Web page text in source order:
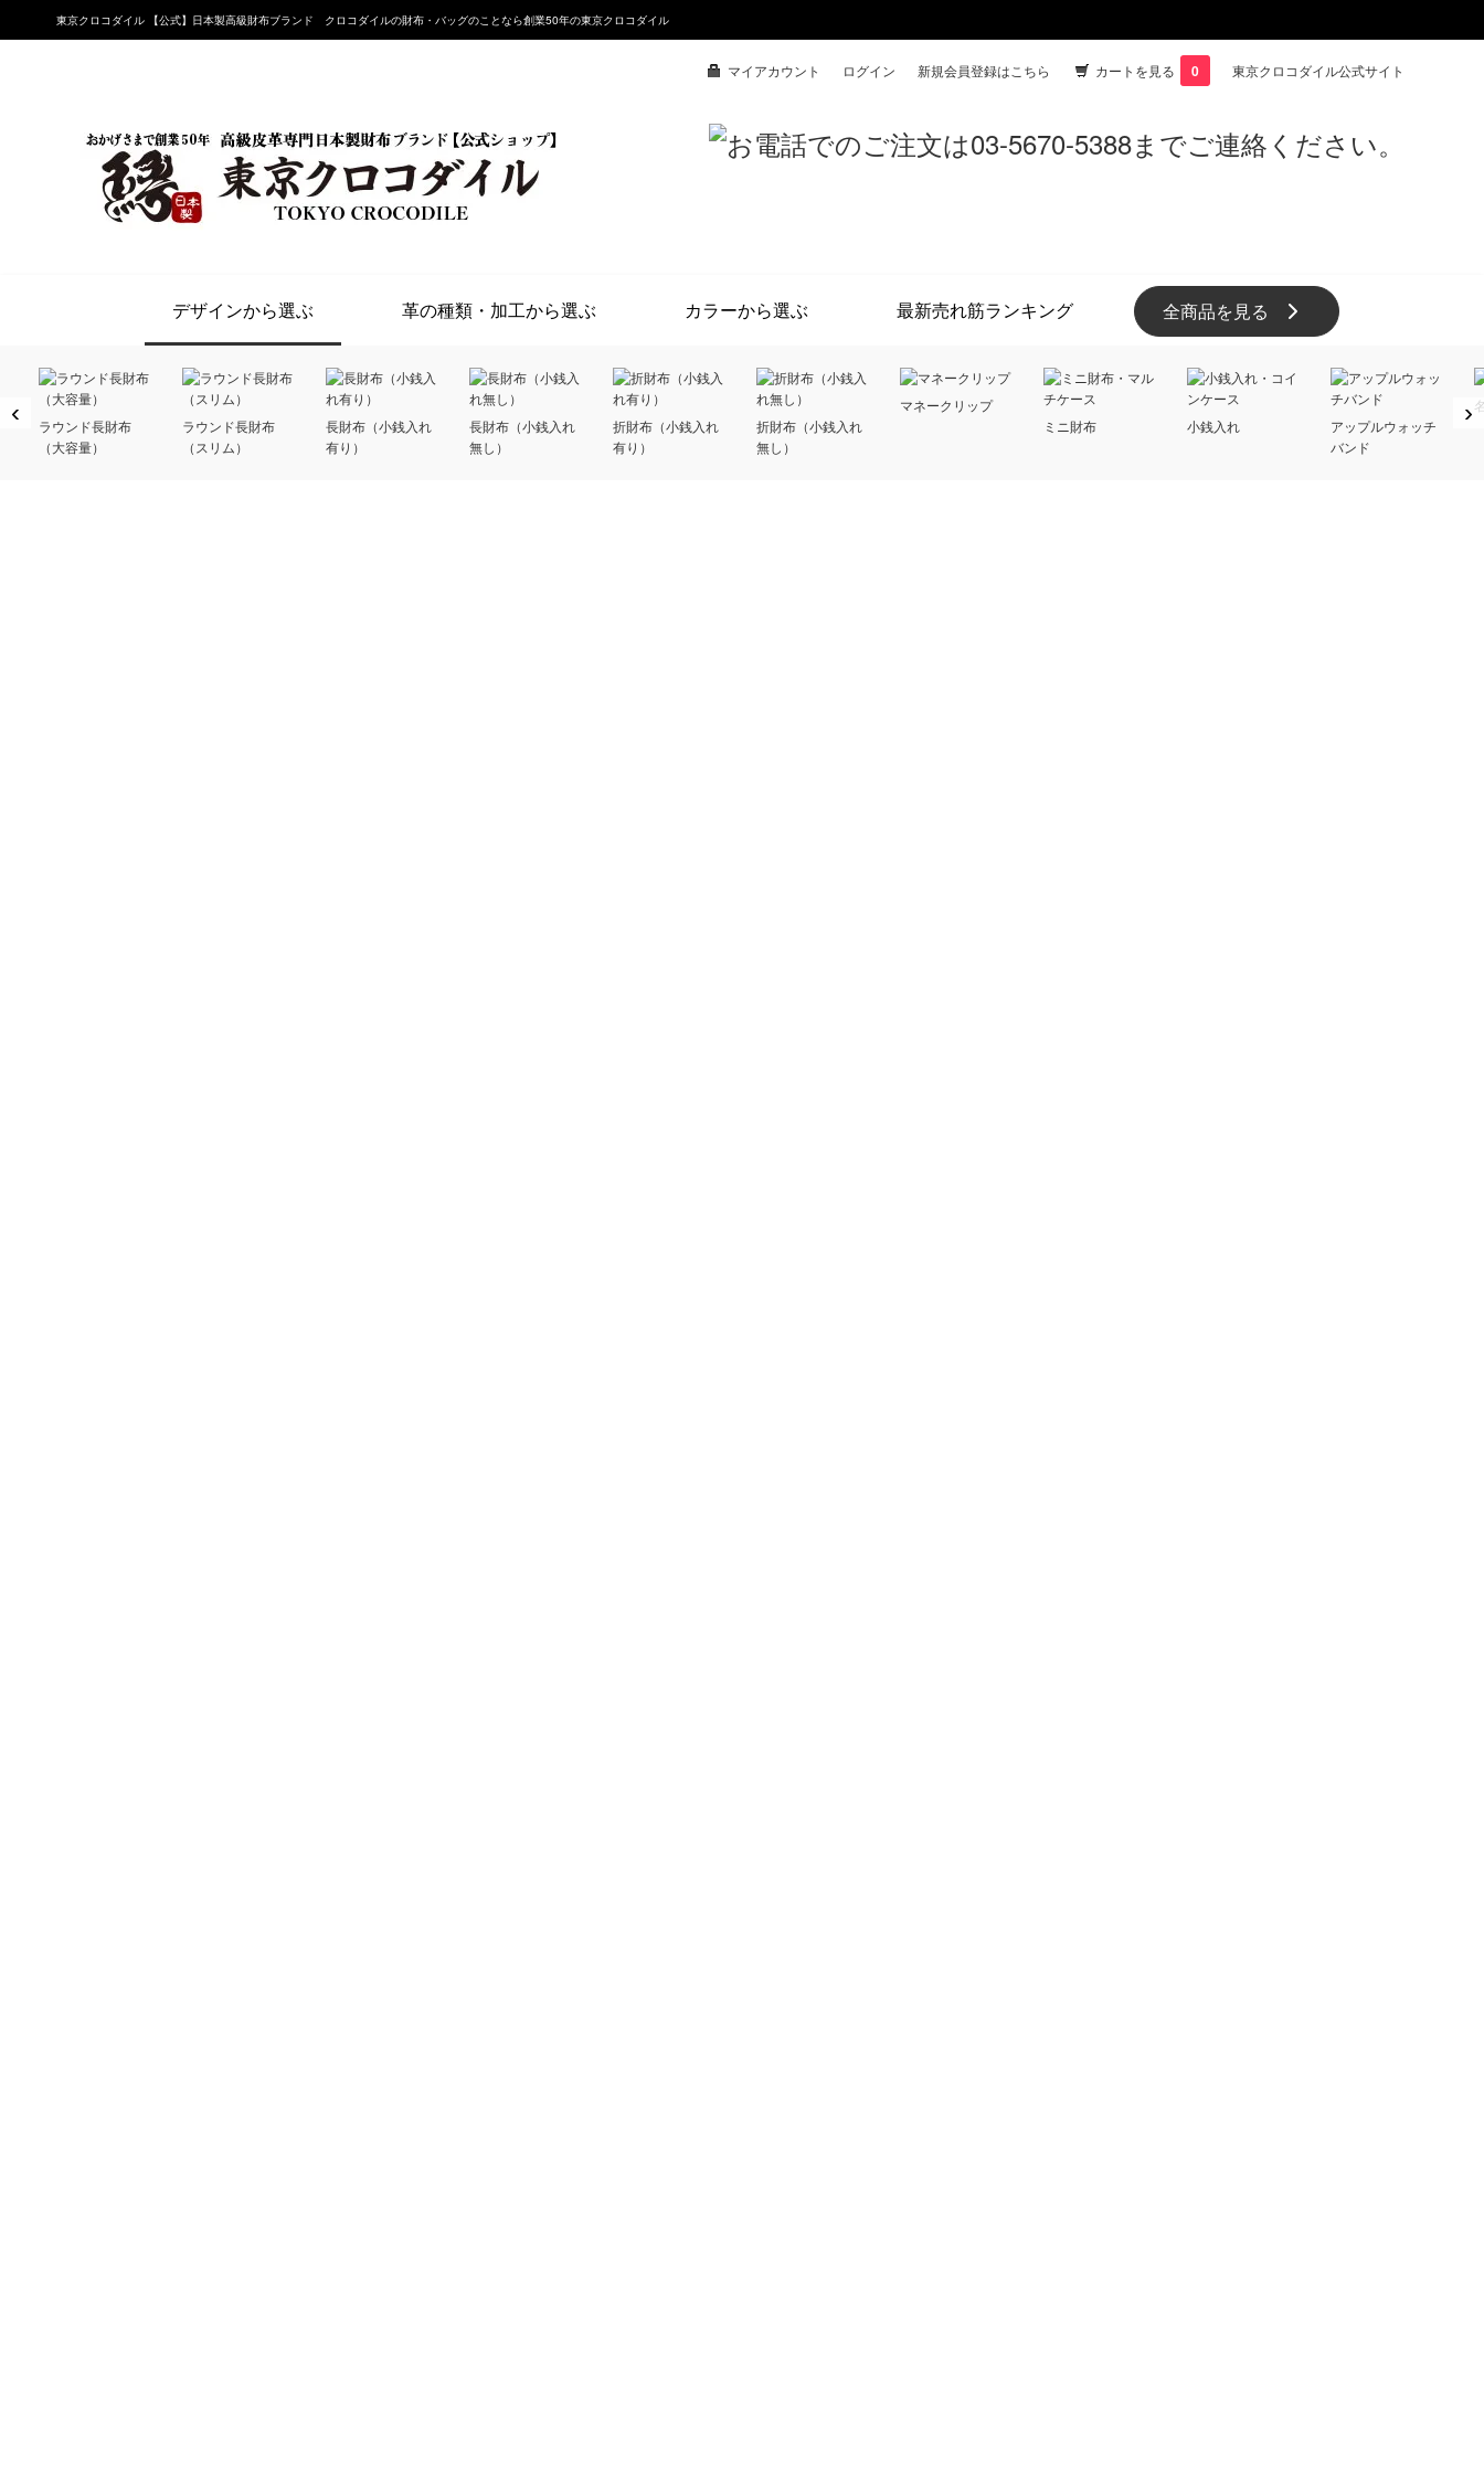
東京クロコダイル 【公式】日本製高級財布ブランド クロコダイルの財布・バッグのことなら創業50年の東京クロコダイル
マイアカウント ログイン 新規会員登録はこちら カートを見る 0 東京クロコダイル公式サイト
デザインから選ぶ 革の種類・加工から選ぶ カラーから選ぶ 最新売れ筋ランキング 全商品を見る
‹
ラウンド長財布
（大容量）
ラウンド長財布
（スリム）
長財布（小銭入れ
有り）
長財布（小銭入れ
無し）
折財布（小銭入れ
有り）
折財布（小銭入れ
無し）
マネークリップ
ミニ財布
小銭入れ
アップルウォッチ
バンド
›